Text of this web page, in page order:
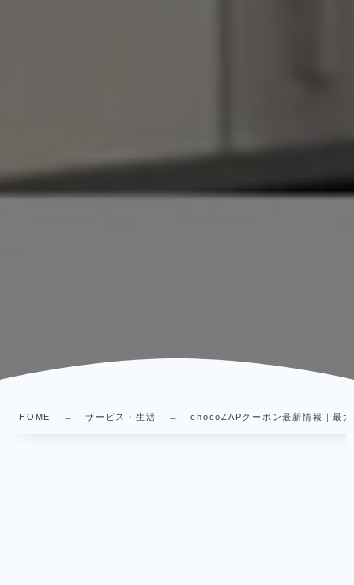
HOME サービス・生活 chocoZAPクーポン最新情報｜最